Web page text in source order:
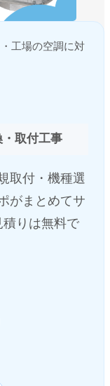
工場の空調に対
取付工事
取付・機種選
がまとめてサ
りは無料で